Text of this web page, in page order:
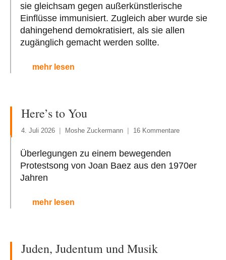
sie gleichsam gegen außerkünstlerische
Einflüsse immunisiert. Zugleich aber wurde sie
dahingehend demokratisiert, als sie allen
zugänglich gemacht werden sollte.
mehr lesen
Here’s to You
4. Juli 2026 Moshe Zuckermann 16 Kommentare
Überlegungen zu einem bewegenden
Protestsong von Joan Baez aus den 1970er
Jahren
mehr lesen
Juden, Judentum und Musik